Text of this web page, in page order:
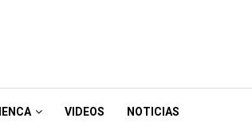
VIDEOS NOTICIAS